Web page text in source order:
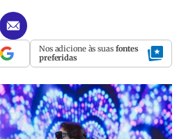
Nos adicione às suas fontes
preferidas